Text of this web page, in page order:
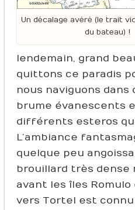
Un décalage avéré (le trait
du bateau) !
lendemain, grand
quittons ce paradis
nous naviguons dans
brume évanescents
différents esteros
L’ambiance
quelque peu
brouillard très dense
avant les îles Romulo
vers Tortel est